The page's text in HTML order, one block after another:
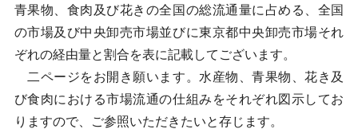
青果物、食肉及び花きの全国の総流通量に占める、全国
の市場及び中央卸売市場並びに東京都中央卸売市場それ
ぞれの経由量と割合を表に記載してございます。
二ページをお開き願います。水産物、青果物、花き及
び食肉における市場流通の仕組みをそれぞれ図示してお
りますので、ご参照いただきたいと存じます。